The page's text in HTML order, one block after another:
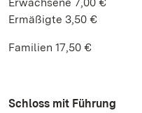
Ermäßigte 3,50 €
Familien 17,50 €
Schloss mit Führung